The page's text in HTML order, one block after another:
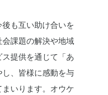
も互い助け合いを
課題の解決や地域
提供を通じて「あ
、皆様に感動を与
いります。オウケ